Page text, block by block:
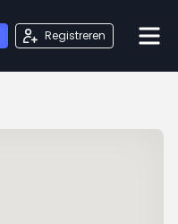
Registreren